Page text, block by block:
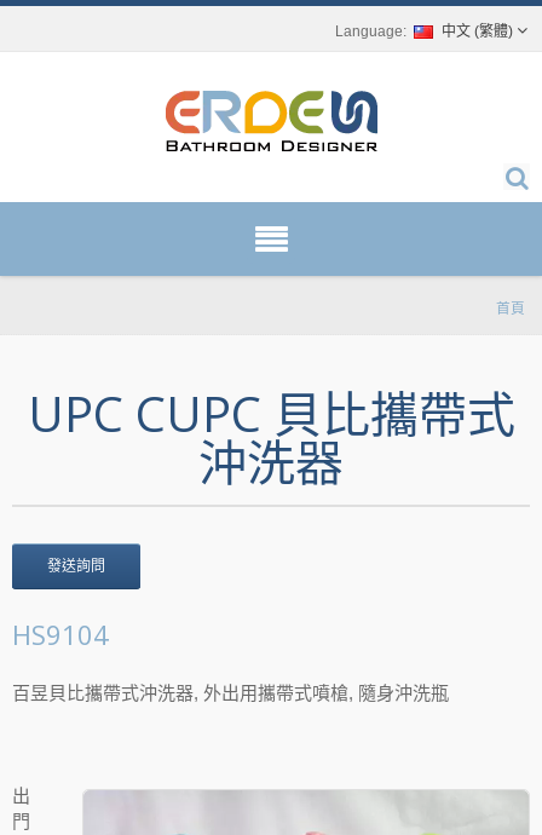
中文 (繁體)
首頁
UPC CUPC 貝比攜帶式
沖洗器
發送詢問
HS9104
百昱貝比攜帶式沖洗器, 外出用攜帶式噴槍, 隨身沖洗瓶
出
門